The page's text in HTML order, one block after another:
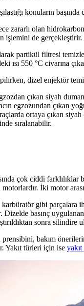
konuların
zararlı olan
işlemini de
partikül filtresi
ısı 550 °C civarına
dizel enjektör
çıkan siyah
egzozundan çıkan
ortaya çıkan
sıralanabilir.
çok ciddi
İki motor
gibi parçalara
basınç
sonra silindire
bakım
Yakıt türleri için ise yakıt